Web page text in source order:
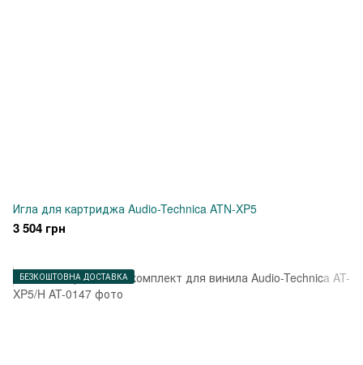
Игла для картриджа Audio-Technica ATN-XP5
3 504 грн
БЕЗКОШТОВНА ДОСТАВКА